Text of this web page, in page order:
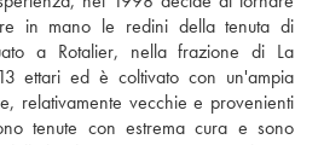
in mano le redini della tenuta di
a Rotalier, nella frazione di La
ettari ed è coltivato con un'ampia
relativamente vecchie e provenienti
tenute con estrema cura e sono